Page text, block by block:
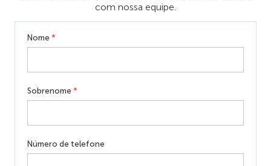
com nossa equipe.
Nome *
Sobrenome *
Número de telefone